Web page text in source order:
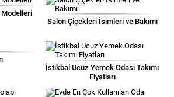
Modelleri
Salon Çiçekleri İsimleri ve Bakımı
İstikbal Ucuz Yemek Odası Takımı
Fiyatları